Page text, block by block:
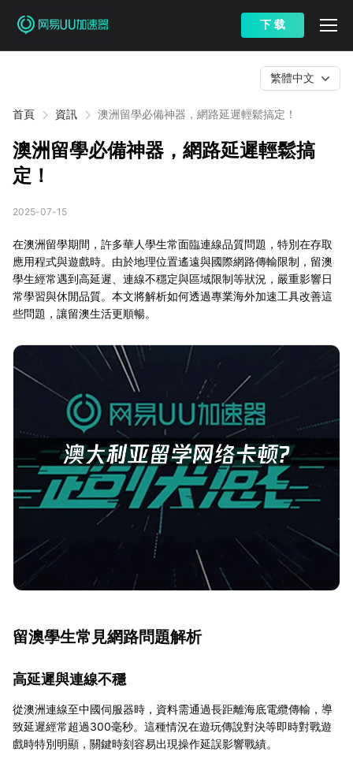
下 载
首頁 資訊 澳洲留學必備神器，網路延遲輕鬆搞定！
繁體中文
澳洲留學必備神器，網路延遲輕鬆搞
定！
2025-07-15
在澳洲留學期間，許多華人學生常面臨連線品質問題，特別在存取
應用程式與遊戲時。由於地理位置遙遠與國際網路傳輸限制，留澳
學生經常遇到高延遲、連線不穩定與區域限制等狀況，嚴重影響日
常學習與休閒品質。本文將解析如何透過專業海外加速工具改善這
些問題，讓留澳生活更順暢。
留澳學生常見網路問題解析
高延遲與連線不穩
從澳洲連線至中國伺服器時，資料需通過長距離海底電纜傳輸，導
致延遲經常超過300毫秒。這種情況在遊玩傳說對決等即時對戰遊
戲時特別明顯，關鍵時刻容易出現操作延誤影響戰績。